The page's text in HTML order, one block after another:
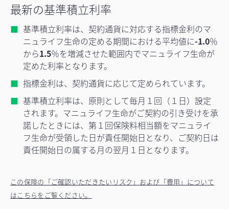
最新の基準積立利率
基準積立利率は、契約通貨に対応する指標金利のマ
ニュライフ生命の定める期間における平均値に-1.0％
から1.5％を増減させた範囲内でマニュライフ生命が
定めた利率となります。
指標金利は、契約通貨に応じて定められています。
基準積立利率は、原則として毎月１回（１日）設定
されます。マニュライフ生命がご契約の引き受けを承
諾したときには、第１回保険料相当額をマニュライ
フ生命が受領した日が責任開始日となり、ご契約日は
責任開始日の属する月の翌月１日となります。
この保険の「ご確認いただきたいリスク」および「費用」について
はこちらをご覧ください。